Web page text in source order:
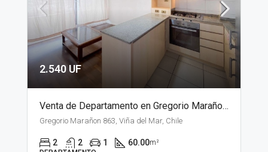
2.540 UF
Venta de Departamento en Gregorio Marañon, Viña del Mar
Gregorio Marañon 863, Viña del Mar, Chile
2 2 1 60.00m²